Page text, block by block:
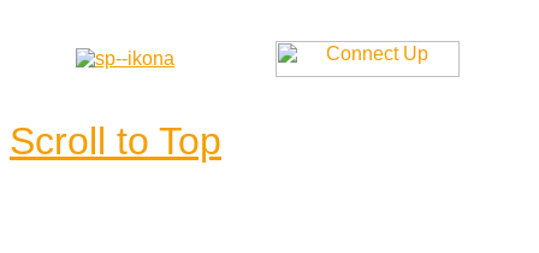
Scroll to Top